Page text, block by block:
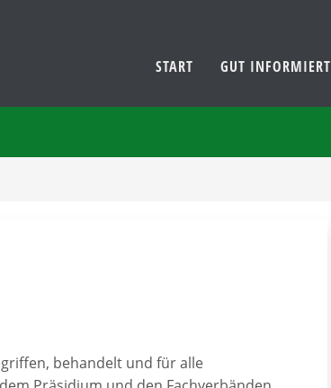
START GUT INFORMIERT
behandelt und für alle